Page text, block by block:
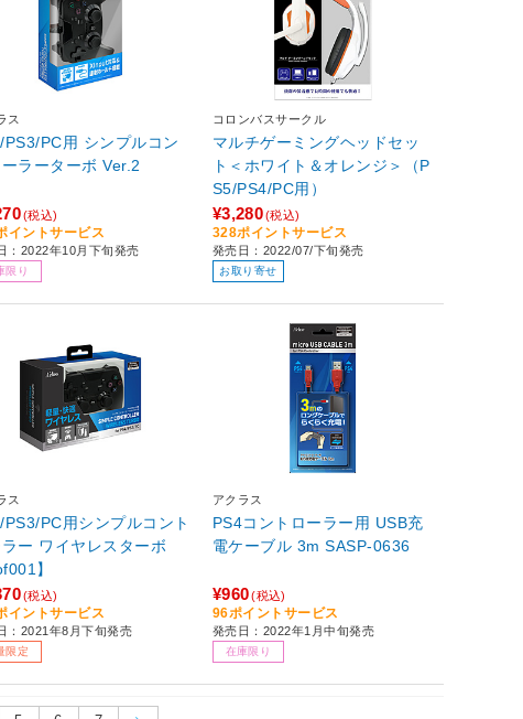
ス
PS3/PC用 シンプルコン
ーラーターボ Ver.2
(税込)
イントサービス
：2022年10月下旬発売
限り
コロンバスサークル
マルチゲーミングヘッドセッ
ト＜ホワイト＆オレンジ＞（P
S5/PS4/PC用）
¥3,280(税込)
328ポイントサービス
発売日：2022/07/下旬発売
お取り寄せ
ス
PS3/PC用シンプルコント
ラー ワイヤレスターボ
】
(税込)
イントサービス
：2021年8月下旬発売
限定
アクラス
PS4コントローラー用 USB充
電ケーブル 3m SASP-0636
¥960 (税込)
96ポイントサービス
発売日：2022年1月中旬発売
在庫限り